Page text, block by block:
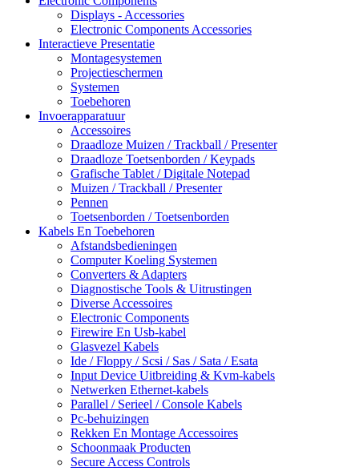
Displays - Accessories
Electronic Components Accessories
Interactieve Presentatie
Montagesystemen
Projectieschermen
Systemen
Toebehoren
Invoerapparatuur
Accessoires
Draadloze Muizen / Trackball / Presenter
Draadloze Toetsenborden / Keypads
Grafische Tablet / Digitale Notepad
Muizen / Trackball / Presenter
Pennen
Toetsenborden / Toetsenborden
Kabels En Toebehoren
Afstandsbedieningen
Computer Koeling Systemen
Converters & Adapters
Diagnostische Tools & Uitrustingen
Diverse Accessoires
Electronic Components
Firewire En Usb-kabel
Glasvezel Kabels
Ide / Floppy / Scsi / Sas / Sata / Esata
Input Device Uitbreiding & Kvm-kabels
Netwerken Ethernet-kabels
Parallel / Serieel / Console Kabels
Pc-behuizingen
Rekken En Montage Accessoires
Schoonmaak Producten
Secure Access Controls